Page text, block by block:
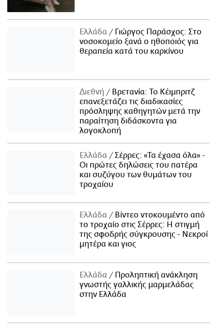
Ελλάδα
Γιώργος Παράσχος: Στο
νοσοκομείο ξανά ο ηθοποιός για
θεραπεία κατά του καρκίνου
Διεθνή
Βρετανία: Το Κέιμπριτζ
επανεξετάζει τις διαδικασίες
πρόσληψης καθηγητών μετά την
παραίτηση διδάσκοντα για
λογοκλοπή
Ελλάδα
Σέρρες: «Τα έχασα όλα» -
Οι πρώτες δηλώσεις του πατέρα
και συζύγου των θυμάτων του
τροχαίου
Ελλάδα
Βίντεο ντοκουμέντο από
το τροχαίο στις Σέρρες: Η στιγμή
της σφοδρής σύγκρουσης - Νεκροί
μητέρα και γιος
Ελλάδα
Προληπτική ανάκληση
γνωστής γαλλικής μαρμελάδας
στην Ελλάδα